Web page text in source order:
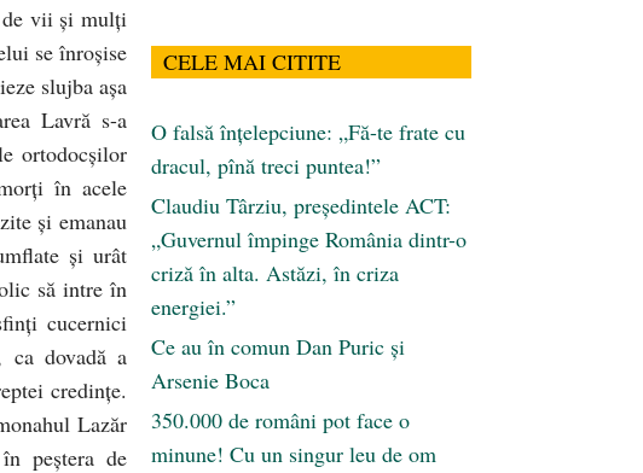
de vii şi mulţi
se înroşise
slujba aşa
Lavră s-a
ortodocşilor
în acele
şi emanau
şi urât
să intre în
cucernici
ca dovadă a
credinţe.
Lazăr
peştera de
CELE MAI CITITE
O falsă înțelepciune: „Fă-te frate cu
dracul, pînă treci puntea!”
Claudiu Târziu, președintele ACT:
„Guvernul împinge România dintr-o
criză în alta. Astăzi, în criza
energiei.”
Ce au în comun Dan Puric şi
Arsenie Boca
350.000 de români pot face o
minune! Cu un singur leu de om